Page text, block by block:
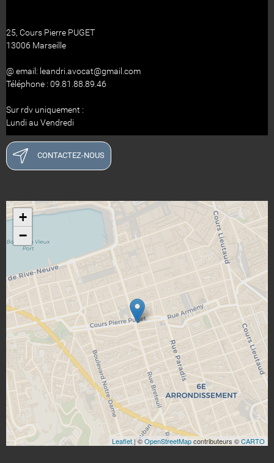
25, Cours Pierre PUGET
13006 Marseille
@ email: leandri.avocat@gmail.com
Téléphone : 09.81.88.89.46
Sur rdv uniquement :
Lundi au Vendredi
CONTACTEZ-NOUS
+
−
Leaflet| ©OpenStreetMapcontributeurs ©CARTO